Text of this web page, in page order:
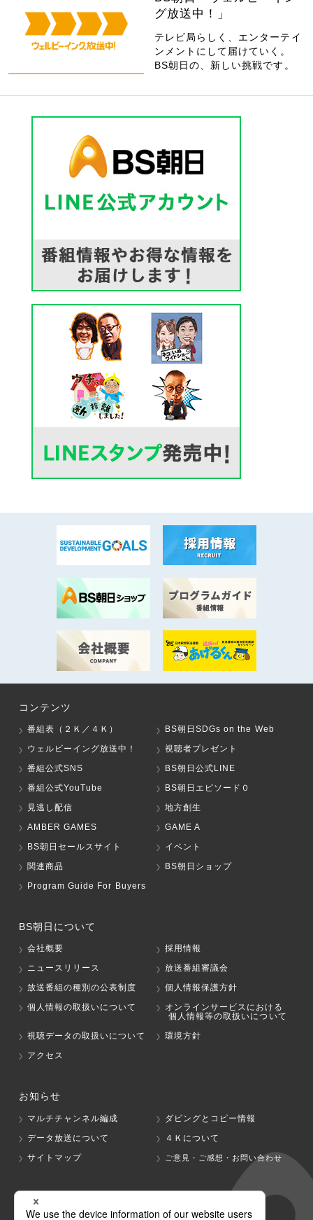
グ放送中！」
テレビ局らしく、エンターテイ
ンメントにして届けていく。
BS朝日の、新しい挑戦です。
コンテンツ
番組表（２Ｋ／４Ｋ）
BS朝日SDGs on the Web
ウェルビーイング放送中！
視聴者プレゼント
番組公式SNS
BS朝日公式LINE
番組公式YouTube
BS朝日エピソード０
見逃し配信
地方創生
AMBER GAMES
GAME A
BS朝日セールスサイト
イベント
関連商品
BS朝日ショップ
Program Guide For Buyers
BS朝日について
会社概要
採用情報
ニュースリリース
放送番組審議会
放送番組の種別の公表制度
個人情報保護方針
個人情報の取扱いについて
オンラインサービスにおける
個人情報等の取扱いについて
視聴データの取扱いについて
環境方針
アクセス
お知らせ
マルチチャンネル編成
ダビングとコピー情報
データ放送について
４Ｋについて
サイトマップ
ご意見・ご感想・お問い合わせ
グループ会社